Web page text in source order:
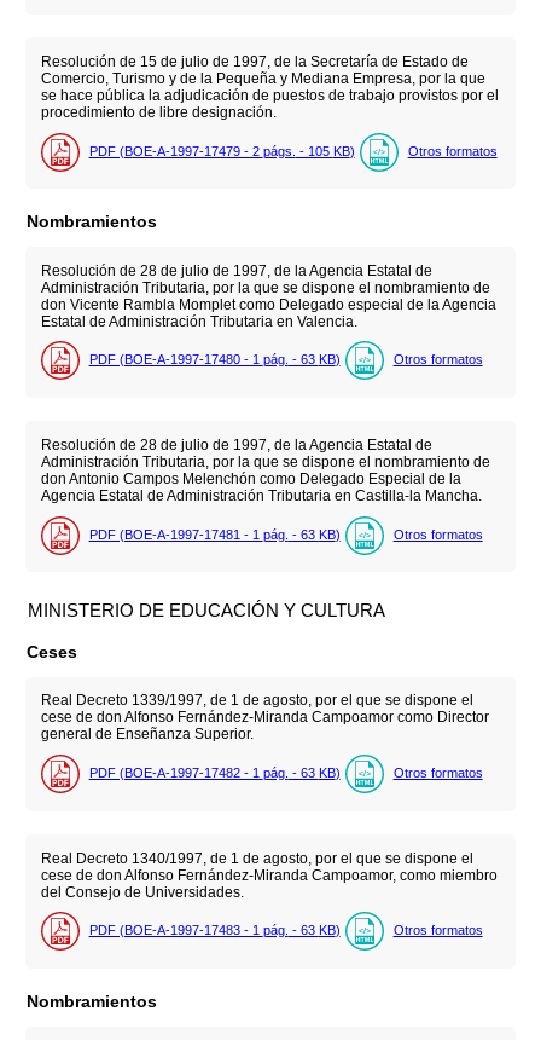
Resolución de 15 de julio de 1997, de la Secretaría de Estado de
Comercio, Turismo y de la Pequeña y Mediana Empresa, por la que
se hace pública la adjudicación de puestos de trabajo provistos por el
procedimiento de libre designación.
PDF (BOE-A-1997-17479 - 2 págs. - 105 KB) Otros formatos
Nombramientos
Resolución de 28 de julio de 1997, de la Agencia Estatal de
Administración Tributaria, por la que se dispone el nombramiento de
don Vicente Rambla Momplet como Delegado especial de la Agencia
Estatal de Administración Tributaria en Valencia.
PDF (BOE-A-1997-17480 - 1 pág. - 63 KB) Otros formatos
Resolución de 28 de julio de 1997, de la Agencia Estatal de
Administración Tributaria, por la que se dispone el nombramiento de
don Antonio Campos Melenchón como Delegado Especial de la
Agencia Estatal de Administración Tributaria en Castilla-la Mancha.
PDF (BOE-A-1997-17481 - 1 pág. - 63 KB) Otros formatos
MINISTERIO DE EDUCACIÓN Y CULTURA
Ceses
Real Decreto 1339/1997, de 1 de agosto, por el que se dispone el
cese de don Alfonso Fernández-Miranda Campoamor como Director
general de Enseñanza Superior.
PDF (BOE-A-1997-17482 - 1 pág. - 63 KB) Otros formatos
Real Decreto 1340/1997, de 1 de agosto, por el que se dispone el
cese de don Alfonso Fernández-Miranda Campoamor, como miembro
del Consejo de Universidades.
PDF (BOE-A-1997-17483 - 1 pág. - 63 KB) Otros formatos
Nombramientos